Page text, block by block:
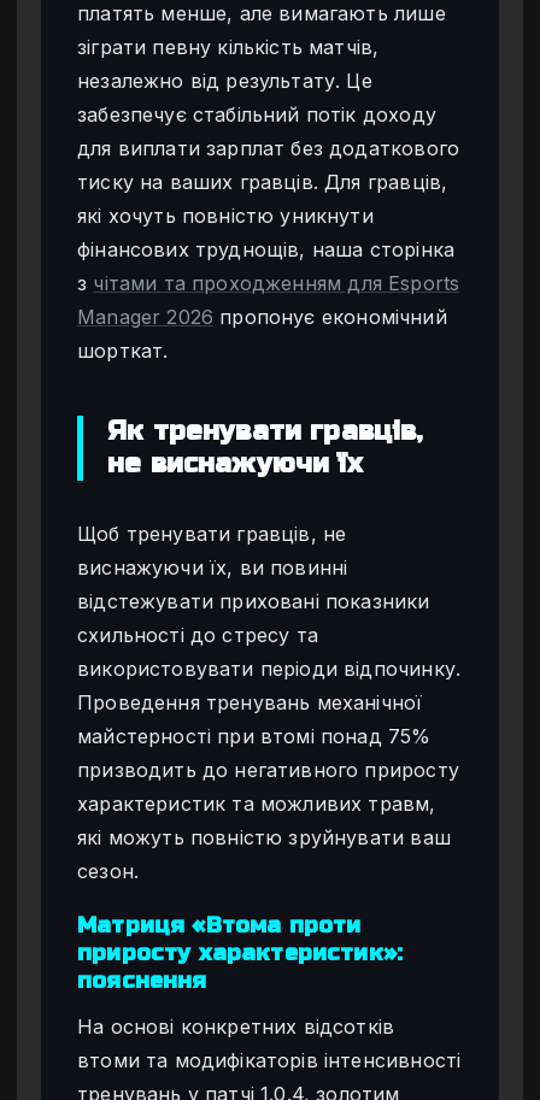
платять менше, але вимагають лише
зіграти певну кількість матчів,
незалежно від результату. Це
забезпечує стабільний потік доходу
для виплати зарплат без додаткового
тиску на ваших гравців. Для гравців,
які хочуть повністю уникнути
фінансових труднощів, наша сторінка
з чітами та проходженням для Esports
Manager 2026 пропонує економічний
шорткат.
Як тренувати гравців,
не виснажуючи їх
Щоб тренувати гравців, не
виснажуючи їх, ви повинні
відстежувати приховані показники
схильності до стресу та
використовувати періоди відпочинку.
Проведення тренувань механічної
майстерності при втомі понад 75%
призводить до негативного приросту
характеристик та можливих травм,
які можуть повністю зруйнувати ваш
сезон.
Матриця «Втома проти
приросту характеристик»:
пояснення
На основі конкретних відсотків
втоми та модифікаторів інтенсивності
тренувань у патчі 1.0.4, золотим